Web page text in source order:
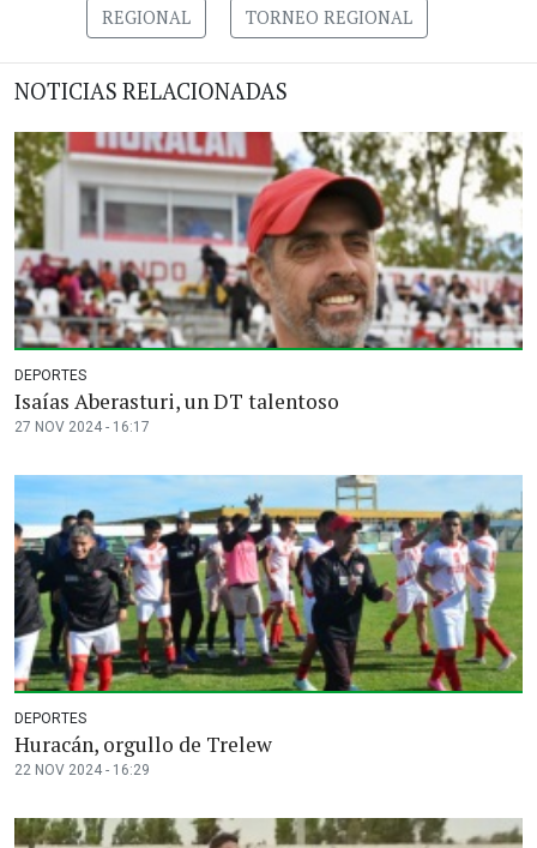
REGIONAL TORNEO REGIONAL
NOTICIAS RELACIONADAS
DEPORTES
Isaías Aberasturi, un DT talentoso
27 NOV 2024 - 16:17
DEPORTES
Huracán, orgullo de Trelew
22 NOV 2024 - 16:29